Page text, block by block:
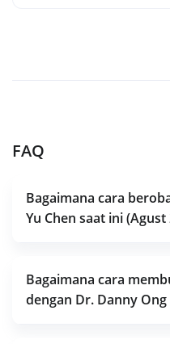
FAQ
Bagaimana cara
Yu Chen saat ini (Agust
Bagaimana cara
dengan Dr. Danny Ong